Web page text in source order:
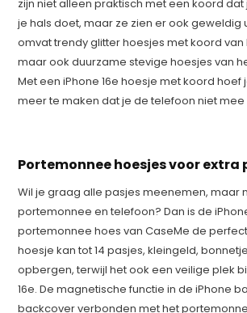
zijn niet alleen praktisch met een koord
je hals doet, maar ze zien er ook geweldig
omvat trendy glitter hoesjes met koord van
maar ook duurzame stevige hoesjes van
Met een iPhone 16e hoesje met koord
meer te maken dat je de telefoon niet mee
Portemonnee hoesjes voor extra
Wil je graag alle pasjes meenemen, maar
portemonnee en telefoon? Dan is de
portemonnee hoes van CaseMe de
hoesje kan tot 14 pasjes, kleingeld,
opbergen, terwijl het ook een veilige plek
16e. De magnetische functie in de iPhone
backcover verbonden met het